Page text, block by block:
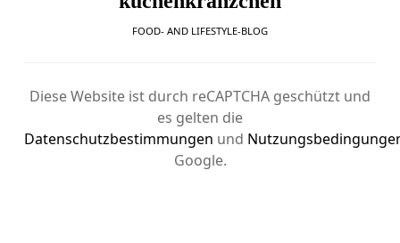
FOOD- AND LIFESTYLE-BLOG
Diese Website ist durch reCAPTCHA geschützt und
es gelten die
Datenschutzbestimmungen und
Google.